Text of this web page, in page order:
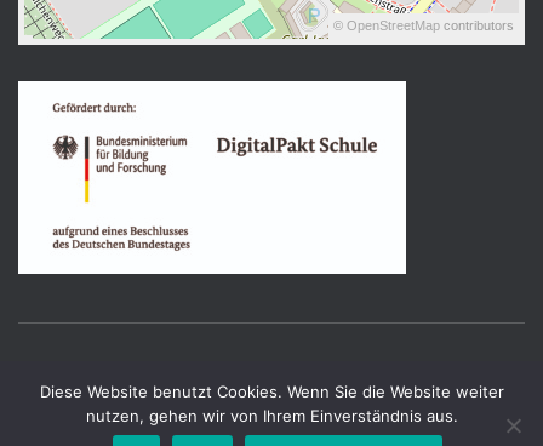
© OpenStreetMap contributors
Bearbeitung:PROFIREPRO
Diese Website benutzt Cookies. Wenn Sie die Website weiter
nutzen, gehen wir von Ihrem Einverständnis aus.